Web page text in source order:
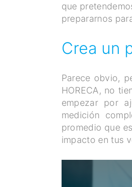
que
prepararnos
Crea un
Parece obvio,
HORECA, no
empezar por
medición
promedio que
impacto en tus